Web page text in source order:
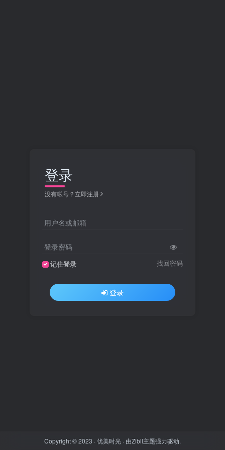
登录
没有帐号？立即注册
用户名或邮箱
登录密码
记住登录 找回密码
登录
Copyright © 2023 ·优美时光 · 由Zibll主题强力驱动.